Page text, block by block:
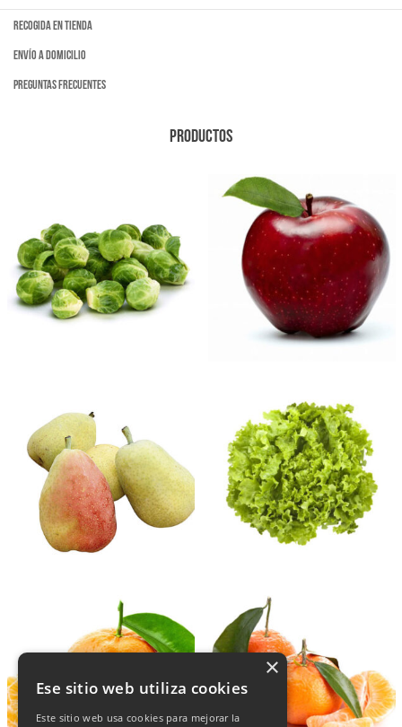
Recogida en tienda
Envío a domicilio
Preguntas frecuentes
PRODUCTOS
×
Ese sitio web utiliza cookies
Este sitio web usa cookies para mejorar la